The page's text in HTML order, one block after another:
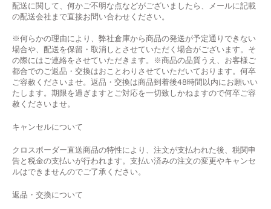
配送に関して、何かご不明な点などがございましたら、メールに記載
の配送会社まで直接お問い合わせください。
※何らかの理由により、弊社倉庫から商品の発送が予定通りできない
場合や、配送を保留・取消しとさせていただく場合がございます。そ
の際にはご連絡をさせていただきます。※商品の品質うえ、お客様ご
都合でのご返品・交換はおことわりさせていただいております。何卒
ご容赦くださいませ。返品・交換は商品到着後48時間以内にお願いい
たします。期限を過ぎますとご対応を一切致しかねますので何卒ご容
赦くださいませ。
キャンセルについて
クロスボーダー直送商品の特性により、注文が支払われた後、税関申
告と税金の支払いが行われます。支払い済みの注文の変更やキャンセ
ルはできませんのでご了承ください。
返品 ・ 交換について